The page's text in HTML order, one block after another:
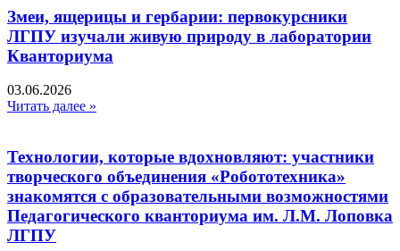
Змеи, ящерицы и гербарии: первокурсники
ЛГПУ изучали живую природу в лаборатории
Кванториума
03.06.2026
Читать далее »
Технологии, которые вдохновляют: участники
творческого объединения «Робототехника»
знакомятся с образовательными возможностями
Педагогического кванториума им. Л.М. Лоповка
ЛГПУ